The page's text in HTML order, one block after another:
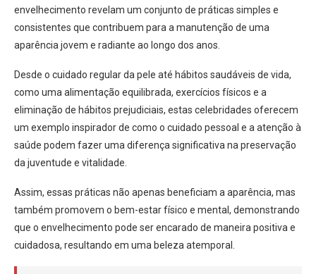
envelhecimento revelam um conjunto de práticas simples e
consistentes que contribuem para a manutenção de uma
aparência jovem e radiante ao longo dos anos.
Desde o cuidado regular da pele até hábitos saudáveis de vida,
como uma alimentação equilibrada, exercícios físicos e a
eliminação de hábitos prejudiciais, estas celebridades oferecem
um exemplo inspirador de como o cuidado pessoal e a atenção à
saúde podem fazer uma diferença significativa na preservação
da juventude e vitalidade.
Assim, essas práticas não apenas beneficiam a aparência, mas
também promovem o bem-estar físico e mental, demonstrando
que o envelhecimento pode ser encarado de maneira positiva e
cuidadosa, resultando em uma beleza atemporal.